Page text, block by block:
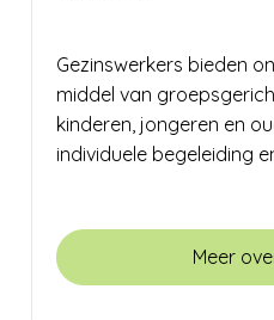
Gezinswerkers bieden
middel van
kinderen, jongeren en
individuele begeleiding
Meer